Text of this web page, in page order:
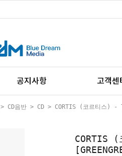
공지사항 고객센
> CD음반 > CD > CORTIS (코르티스) -
CORTIS